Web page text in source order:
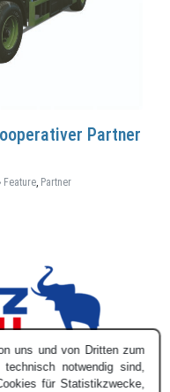
Partner
Feature, Partner
uns und von Dritten zum
notwendig sind,
für Statistikzwecke,